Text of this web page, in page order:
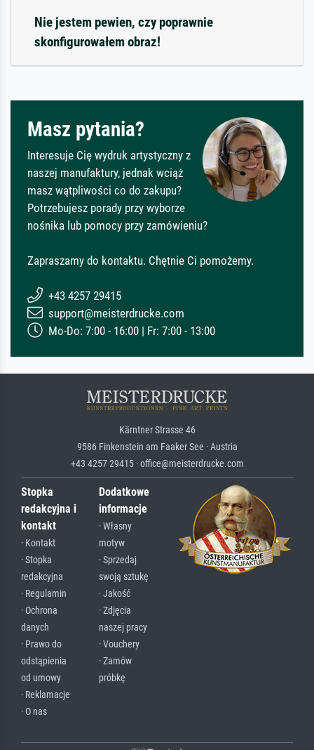
Nie jestem pewien, czy poprawnie
skonfigurowałem obraz!
Masz pytania?
Interesuje Cię wydruk artystyczny z
naszej manufaktury, jednak wciąż
masz wątpliwości co do zakupu?
Potrzebujesz porady przy wyborze
nośnika lub pomocy przy zamówieniu?
Zapraszamy do kontaktu. Chętnie Ci pomożemy.
+43 4257 29415
support@meisterdrucke.com
Mo-Do: 7:00 - 16:00 | Fr: 7:00 - 13:00
Kärntner Strasse 46
9586 Finkenstein am Faaker See · Austria
+43 4257 29415 · office@meisterdrucke.com
Stopka
redakcyjna i
kontakt
· Kontakt
· Stopka
redakcyjna
· Regulamin
· Ochrona
danych
· Prawo do
odstąpienia
od umowy
· Reklamacje
· O nas
Dodatkowe
informacje
· Własny
motyw
· Sprzedaj
swoją sztukę
· Jakość
· Zdjęcia
naszej pracy
· Vouchery
· Zamów
próbkę